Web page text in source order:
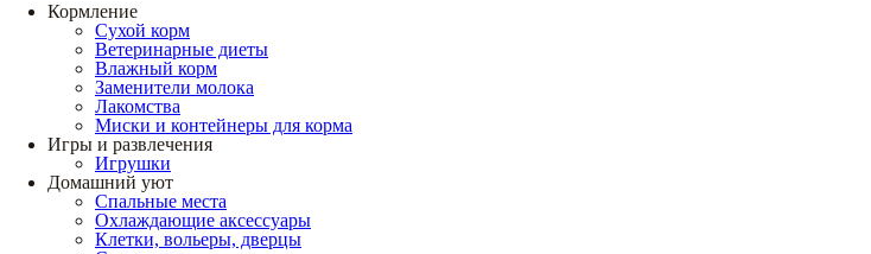
Кормление
Сухой корм
Ветеринарные диеты
Влажный корм
Заменители молока
Лакомства
Миски и контейнеры для корма
Игры и развлечения
Игрушки
Домашний уют
Спальные места
Охлаждающие аксессуары
Клетки, вольеры, дверцы